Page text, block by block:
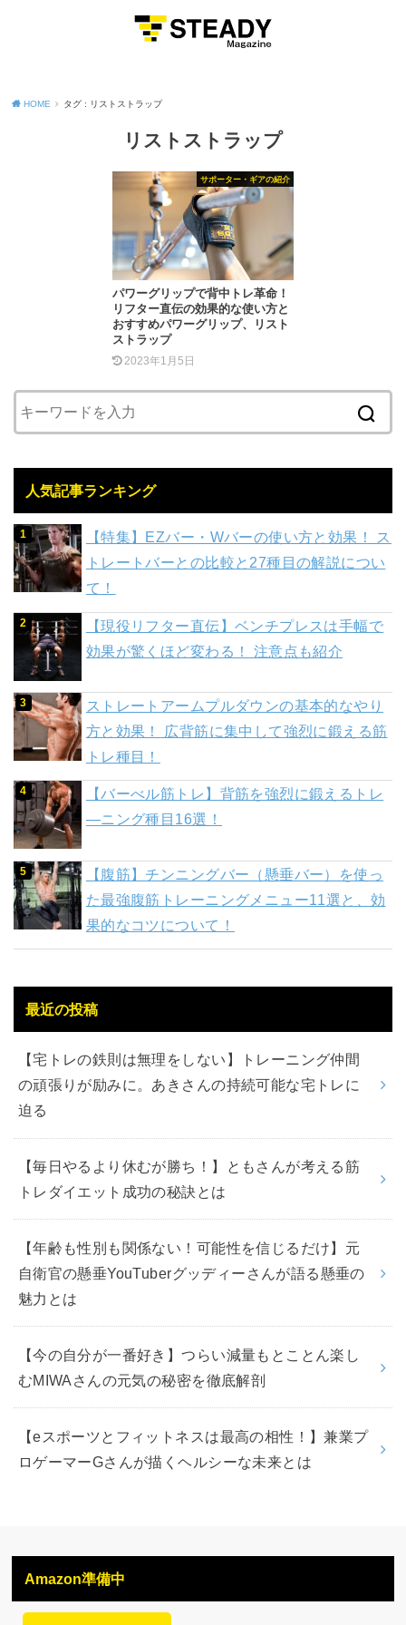
HOME タグ : リストストラップ
リストストラップ
サポーター・ギアの紹介
パワーグリップで背中トレ革命！
リフター直伝の効果的な使い方と
おすすめパワーグリップ、リスト
ストラップ
2023年1月5日
人気記事ランキング
【特集】EZバー・Wバーの使い方と効果！ ス
トレートバーとの比較と27種目の解説につい
て！
【現役リフター直伝】ベンチプレスは手幅で
効果が驚くほど変わる！ 注意点も紹介
ストレートアームプルダウンの基本的なやり
方と効果！ 広背筋に集中して強烈に鍛える筋
トレ種目！
【バーべル筋トレ】背筋を強烈に鍛えるトレ
―ニング種目16選！
【腹筋】チンニングバー（懸垂バー）を使っ
た最強腹筋トレーニングメニュー11選と、効
果的なコツについて！
最近の投稿
【宅トレの鉄則は無理をしない】トレーニング仲間
の頑張りが励みに。あきさんの持続可能な宅トレに
迫る
【毎日やるより休むが勝ち！】ともさんが考える筋
トレダイエット成功の秘訣とは
【年齢も性別も関係ない！可能性を信じるだけ】元
自衛官の懸垂YouTuberグッディーさんが語る懸垂の
魅力とは
【今の自分が一番好き】つらい減量もとことん楽し
むMIWAさんの元気の秘密を徹底解剖
【eスポーツとフィットネスは最高の相性！】兼業プ
ロゲーマーGさんが描くヘルシーな未来とは
Amazon準備中